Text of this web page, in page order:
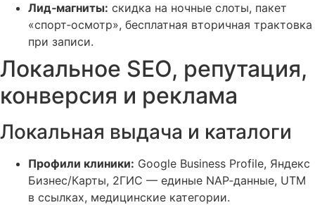
Лид‑магниты: скидка на ночные слоты, пакет
«спорт‑осмотр», бесплатная вторичная трактовка
при записи.
Локальное SEO, репутация,
конверсия и реклама
Локальная выдача и каталоги
Профили клиники: Google Business Profile, Яндекс
Бизнес/Карты, 2ГИС — единые NAP‑данные, UTM
в ссылках, медицинские категории.